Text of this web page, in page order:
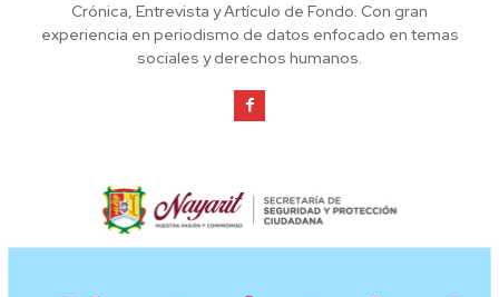
Crónica, Entrevista y Artículo de Fondo. Con gran
experiencia en periodismo de datos enfocado en temas
sociales y derechos humanos.